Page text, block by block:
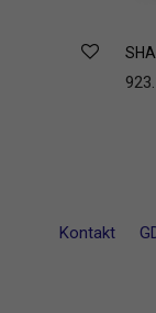
Kontakt